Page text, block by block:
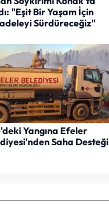
"Eşit Bir Yaşam İçin
Sürdüreceğiz"
Yangına Efeler
Saha Desteği